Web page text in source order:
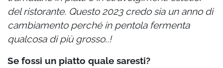
del ristorante. Questo 2023 credo sia un anno di
cambiamento perché in pentola fermenta
qualcosa di più grosso..!
Se fossi un piatto quale saresti?